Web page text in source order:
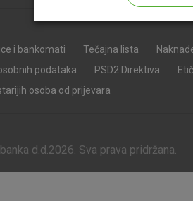
i bankomati Tečajna lista
podataka
PSD2 Direktiva
osoba od prijevara
d.d.2026. Sva prava pridržana.